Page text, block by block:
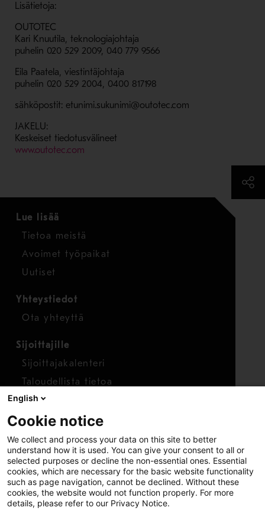
Lisätietoja:
OUTOTEC
Kari Knuutila, teknologiajohtaja
puhelin 020 529 2009, 040 779 9566
Eila Paatela, viestintäjohtaja
puhelin 020 529 2004, 0400 817198
sähköpostit: etunimi.sukunimi@outotec.com
JAKELU:
Keskeiset tiedotusvälineet
www.outotec.com- Avaa uudessa ikkunassa
Lue lisää
Tietoa meistä
Avoimet työpaikat
Uutiset
Yhteystiedot
Ota yhteyttä
Sijoittajille
Sijoittajakalenteri
Taloudellista tietoa
Osakkeet
Raportoi huolenaihe
Whistleblower-työkalu
English
Cookie notice
We collect and process your data on this site to better
understand how it is used. You can give your consent to all or
selected purposes or decline the non-essential ones. Essential
cookies, which are necessary for the basic website functionality
such as page navigation, cannot be declined. Without these
cookies, the website would not function properly. For more
details, please refer to our Privacy Notice.